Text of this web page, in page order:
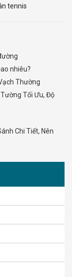
tennis
nhiêu?
Thường
Tối Ưu, Độ
Chi Tiết, Nên